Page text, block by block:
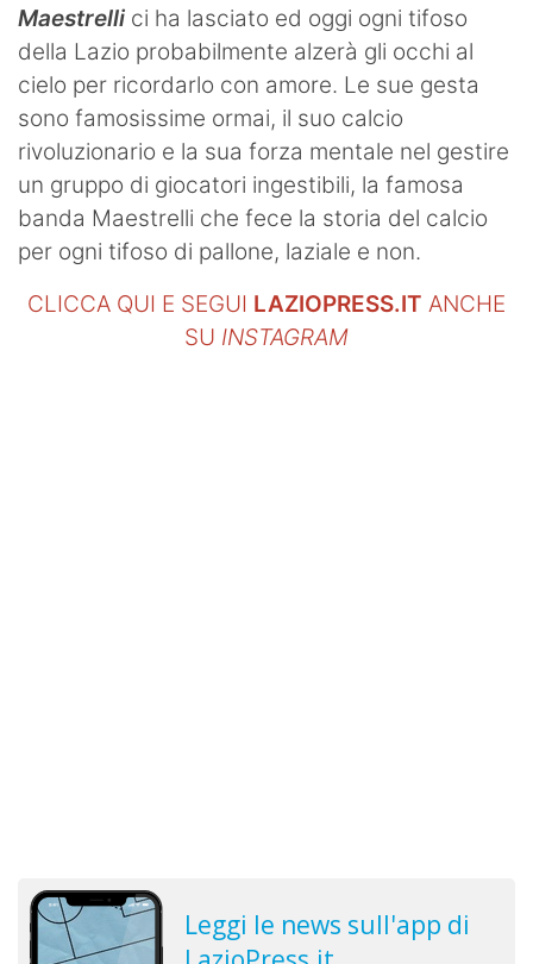
Maestrelli ci ha lasciato ed oggi ogni tifoso
della Lazio probabilmente alzerà gli occhi al
cielo per ricordarlo con amore. Le sue gesta
sono famosissime ormai, il suo calcio
rivoluzionario e la sua forza mentale nel gestire
un gruppo di giocatori ingestibili, la famosa
banda Maestrelli che fece la storia del calcio
per ogni tifoso di pallone, laziale e non.
CLICCA QUI E SEGUI LAZIOPRESS.IT ANCHE
SU INSTAGRAM